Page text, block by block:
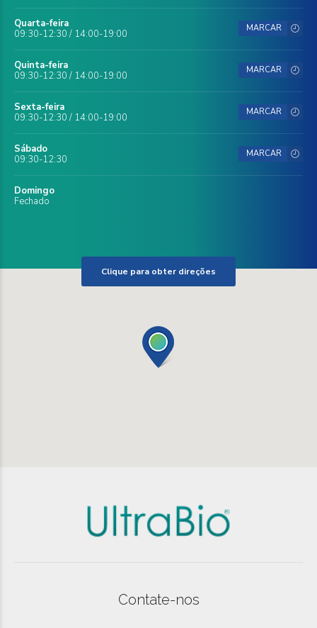
Quarta-feira
09:30-12:30 / 14:00-19:00
MARCAR
Quinta-feira
09:30-12:30 / 14:00-19:00
MARCAR
Sexta-feira
09:30-12:30 / 14:00-19:00
MARCAR
Sábado
09:30-12:30
MARCAR
Domingo
Fechado
Clique para obter direções
Contate-nos